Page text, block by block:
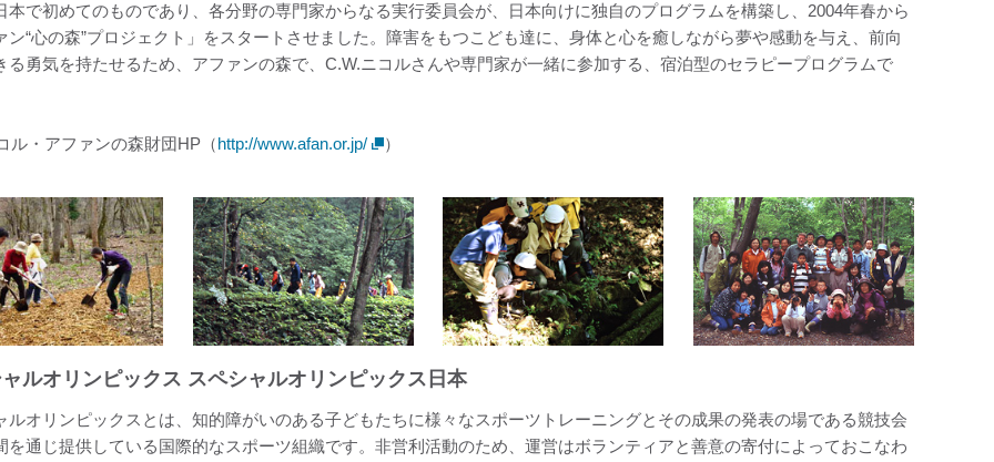
本で初めてのものであり、各分野の専門家からなる実行委員会が、日本向けに独自のプログラムを構築し、2004年春から
ン“心の森”プロジェクト」をスタートさせました。障害をもつこども達に、身体と心を癒しながら夢や感動を与え、前向
る勇気を持たせるため、アファンの森で、C.W.ニコルさんや専門家が一緒に参加する、宿泊型のセラピープログラムで
ル・アファンの森財団HP（http://www.afan.or.jp/ ）
ルオリンピックス スペシャルオリンピックス日本
ルオリンピックスとは、知的障がいのある子どもたちに様々なスポーツトレーニングとその成果の発表の場である競技会
を通じ提供している国際的なスポーツ組織です。非営利活動のため、運営はボランティアと善意の寄付によっておこなわ